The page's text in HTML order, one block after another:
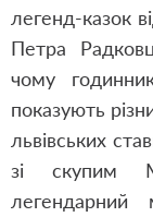
легенд-казок
Петра
чому
показують
львівських
зі скупим